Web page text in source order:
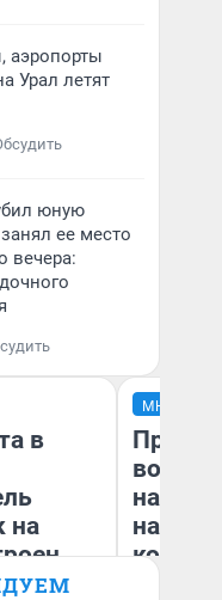
аэропорты
Урал летят
юную
ее место
вечера:
в
на
МНЕНИЕ
нам